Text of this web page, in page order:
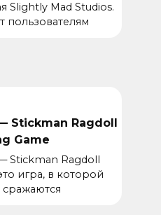
Slightly Mad Studios.
пользователям
Stickman Ragdoll
Game
Stickman Ragdoll
игра, в которой